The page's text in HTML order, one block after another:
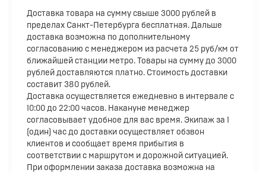
Доставка товара на сумму свыше 3000 рублей в
пределах Санкт-Петербурга бесплатная. Дальше
доставка возможна по дополнительному
согласованию с менеджером из расчета 25 руб/км от
ближайшей станции метро. Товары на сумму до 3000
рублей доставляются платно. Стоимость доставки
составит 380 рублей.
Доставка осуществляется ежедневно в интервале с
10:00 до 22:00 часов. Накануне менеджер
согласовывает удобное для вас время. Экипаж за 1
(один) час до доставки осуществляет обзвон
клиентов и сообщает время прибытия в
соответствии с маршрутом и дорожной ситуацией.
При оформлении заказа доставка возможна на